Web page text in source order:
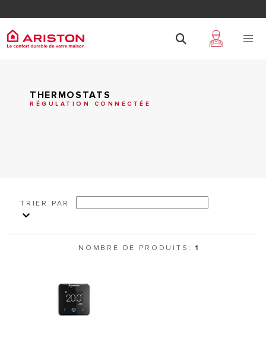
THERMOSTATS
RÉGULATION CONNECTÉE
TRIER PAR
NOMBRE DE PRODUITS:1